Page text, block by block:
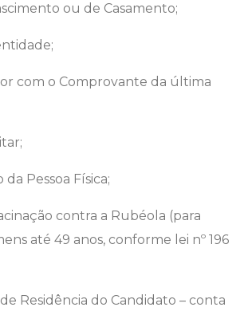
ou de Casamento;
com o Comprovante da última
da Pessoa Física;
contra a Rubéola (para
até 49 anos, conforme lei nº 196
Residência do Candidato – conta